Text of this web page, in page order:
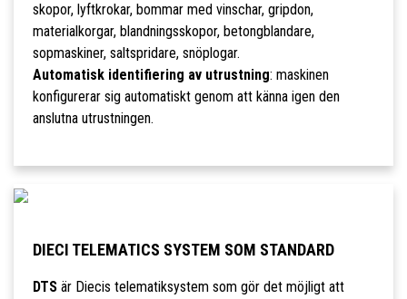
skopor, lyftkrokar, bommar med vinschar, gripdon,
materialkorgar, blandningsskopor, betongblandare,
sopmaskiner, saltspridare, snöplogar.
Automatisk identifiering av utrustning: maskinen
konfigurerar sig automatiskt genom att känna igen den
anslutna utrustningen.
DIECI TELEMATICS SYSTEM SOM STANDARD
DTSär Diecis telematiksystem som gör det möjligt att